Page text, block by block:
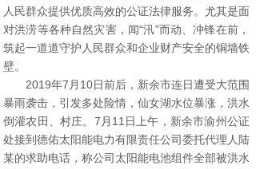
人民群众提供优质高效的公证法律服务。尤其是面
对洪涝等各种自然灾害，闻“汛”而动、冲锋在前，
筑起一道道守护人民群众和企业财产安全的铜墙铁
壁。
2019年7月10日前后，新余市连日遭受大范围
暴雨袭击，引发多处险情，仙女湖水位暴涨，洪水
倒灌农田、村庄。7月11日上午，新余市渝州公证
处接到德佑太阳能电力有限责任公司委托代理人陆
某的求助电话，称公司太阳能电池组件全部被洪水